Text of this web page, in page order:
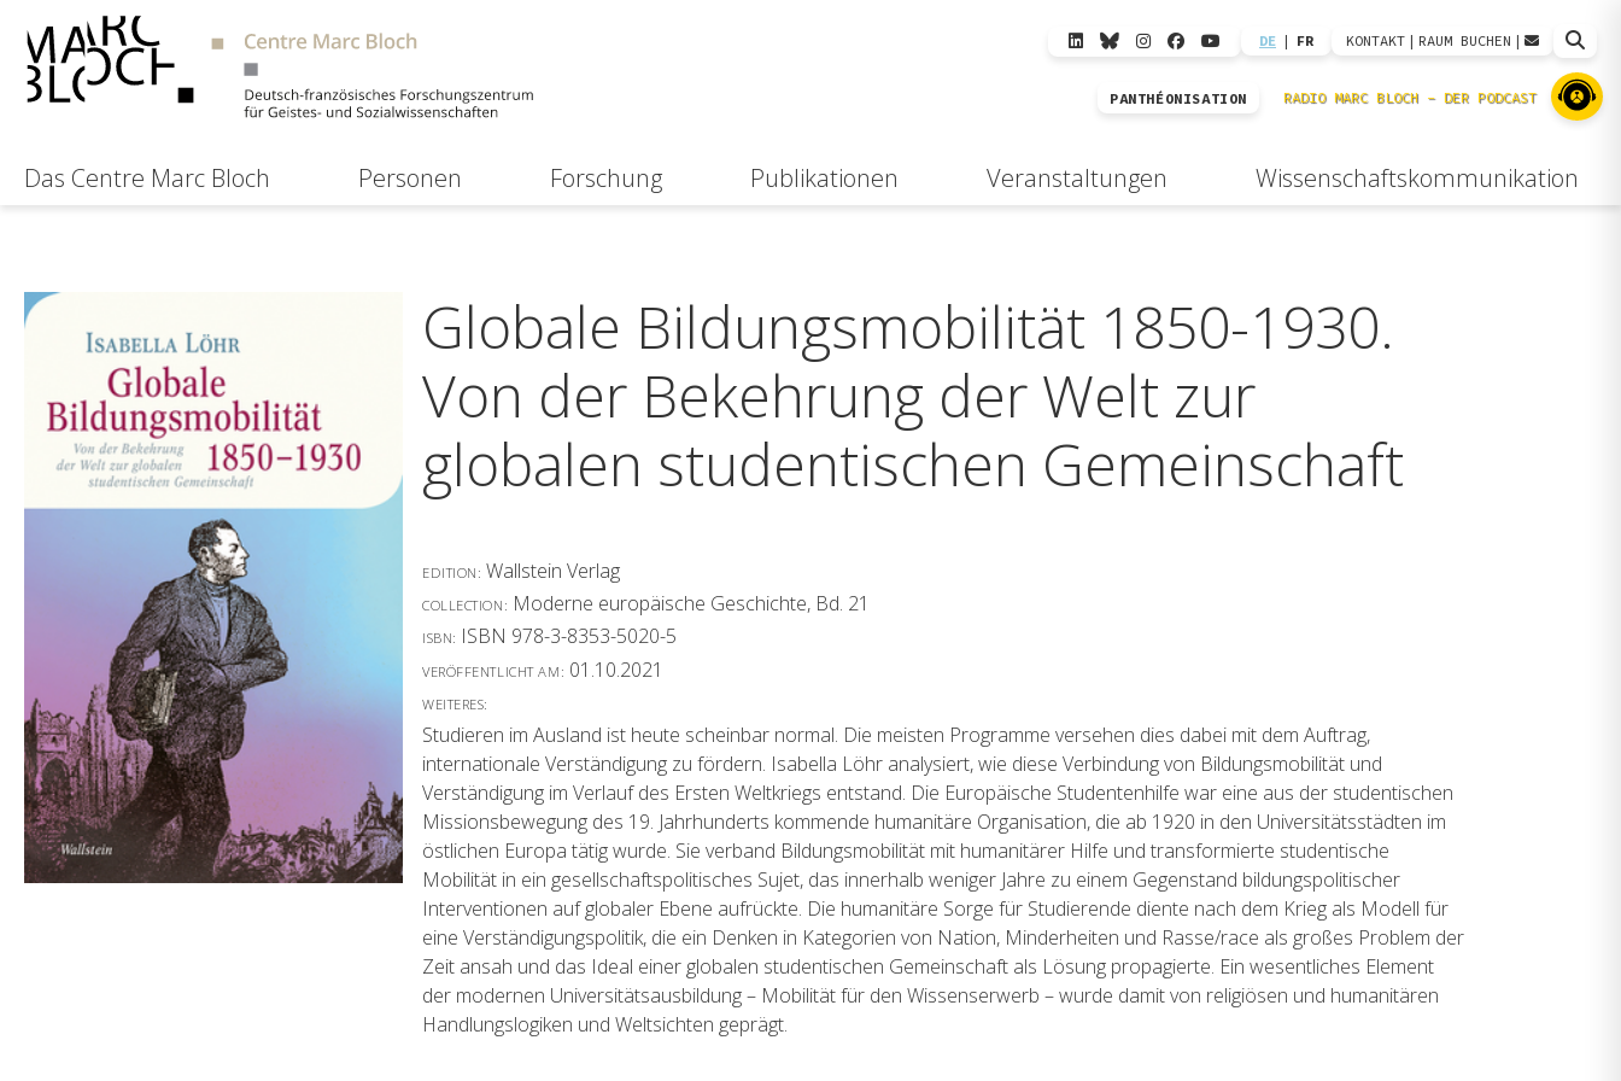
DE | FR KONTAKT | RAUM BUCHEN |
PANTHÉONISATION
Das Centre Marc Bloch Personen Forschung Publikationen Veranstaltungen Wissenschaftskommunikation
Globale Bildungsmobilität 1850-1930.
Von der Bekehrung der Welt zur
globalen studentischen Gemeinschaft
EDITION: Wallstein Verlag
COLLECTION: Moderne europäische Geschichte, Bd. 21
ISBN: ISBN 978-3-8353-5020-5
VERÖFFENTLICHT AM: 01.10.2021
WEITERES:
Studieren im Ausland ist heute scheinbar normal. Die meisten Programme versehen dies dabei mit dem Auftrag,
internationale Verständigung zu fördern. Isabella Löhr analysiert, wie diese Verbindung von Bildungsmobilität und
Verständigung im Verlauf des Ersten Weltkriegs entstand. Die Europäische Studentenhilfe war eine aus der studentischen
Missionsbewegung des 19. Jahrhunderts kommende humanitäre Organisation, die ab 1920 in den Universitätsstädten im
östlichen Europa tätig wurde. Sie verband Bildungsmobilität mit humanitärer Hilfe und transformierte studentische
Mobilität in ein gesellschaftspolitisches Sujet, das innerhalb weniger Jahre zu einem Gegenstand bildungspolitischer
Interventionen auf globaler Ebene aufrückte. Die humanitäre Sorge für Studierende diente nach dem Krieg als Modell für
eine Verständigungspolitik, die ein Denken in Kategorien von Nation, Minderheiten und Rasse/race als großes Problem der
Zeit ansah und das Ideal einer globalen studentischen Gemeinschaft als Lösung propagierte. Ein wesentliches Element
der modernen Universitätsausbildung – Mobilität für den Wissenserwerb – wurde damit von religiösen und humanitären
Handlungslogiken und Weltsichten geprägt.